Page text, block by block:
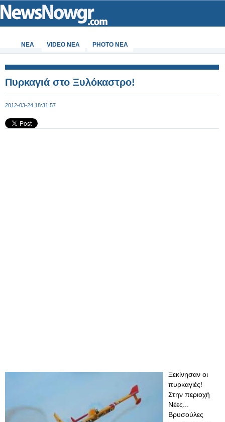
ΝΕΑ VIDEO NEA PHOTO NEA
Πυρκαγιά στο Ξυλόκαστρο!
2012-03-24 18:31:57
Ξεκίνησαν οι
πυρκαγιές!
Στην περιοχή
Νέες...
Βρυσούλες